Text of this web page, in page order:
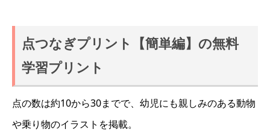
点つなぎプリント【簡単編】の無料
学習プリント
点の数は約10から30までで、幼児にも親しみのある動物
や乗り物のイラストを掲載。